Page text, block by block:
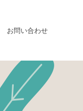
お問い合わせ